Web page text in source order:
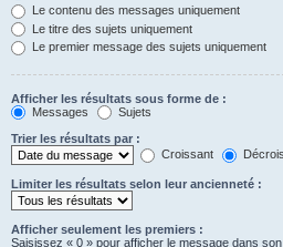
Le contenu des messages uniquement
Le titre des sujets uniquement
Le premier message des sujets uniquement
Afficher les résultats sous forme de :
Messages
Sujets
Trier les résultats par :
Croissant
Limiter les résultats selon leur ancienneté :
Afficher seulement les premiers :
Saisissez « 0 » pour afficher le message dans son